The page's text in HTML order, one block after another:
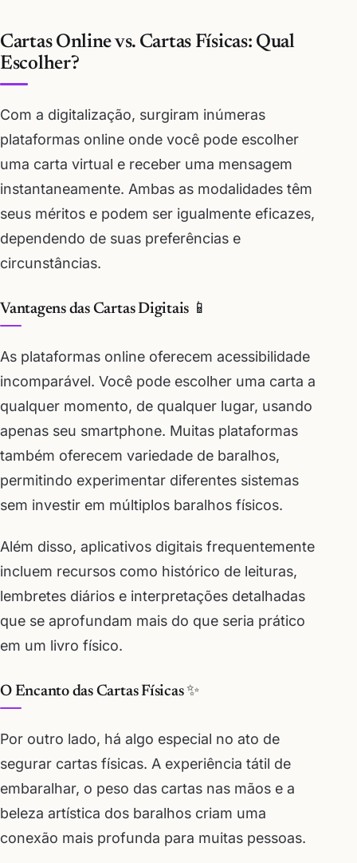
Cartas Online vs. Cartas Físicas: Qual
Escolher?
Com a digitalização, surgiram inúmeras
plataformas online onde você pode escolher
uma carta virtual e receber uma mensagem
instantaneamente. Ambas as modalidades têm
seus méritos e podem ser igualmente eficazes,
dependendo de suas preferências e
circunstâncias.
Vantagens das Cartas Digitais 📱
As plataformas online oferecem acessibilidade
incomparável. Você pode escolher uma carta a
qualquer momento, de qualquer lugar, usando
apenas seu smartphone. Muitas plataformas
também oferecem variedade de baralhos,
permitindo experimentar diferentes sistemas
sem investir em múltiplos baralhos físicos.
Além disso, aplicativos digitais frequentemente
incluem recursos como histórico de leituras,
lembretes diários e interpretações detalhadas
que se aprofundam mais do que seria prático
em um livro físico.
O Encanto das Cartas Físicas ✨
Por outro lado, há algo especial no ato de
segurar cartas físicas. A experiência tátil de
embaralhar, o peso das cartas nas mãos e a
beleza artística dos baralhos criam uma
conexão mais profunda para muitas pessoas.